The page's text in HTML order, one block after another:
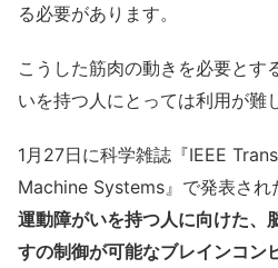
る必要があります。
こうした筋肉の動きを必要とす
いを持つ人にとっては利用が難
1月27日に科学雑誌『IEEE
Machine Systems』で発表され
運動障がいを持つ人に向けた、
すの制御が可能なブレインコン